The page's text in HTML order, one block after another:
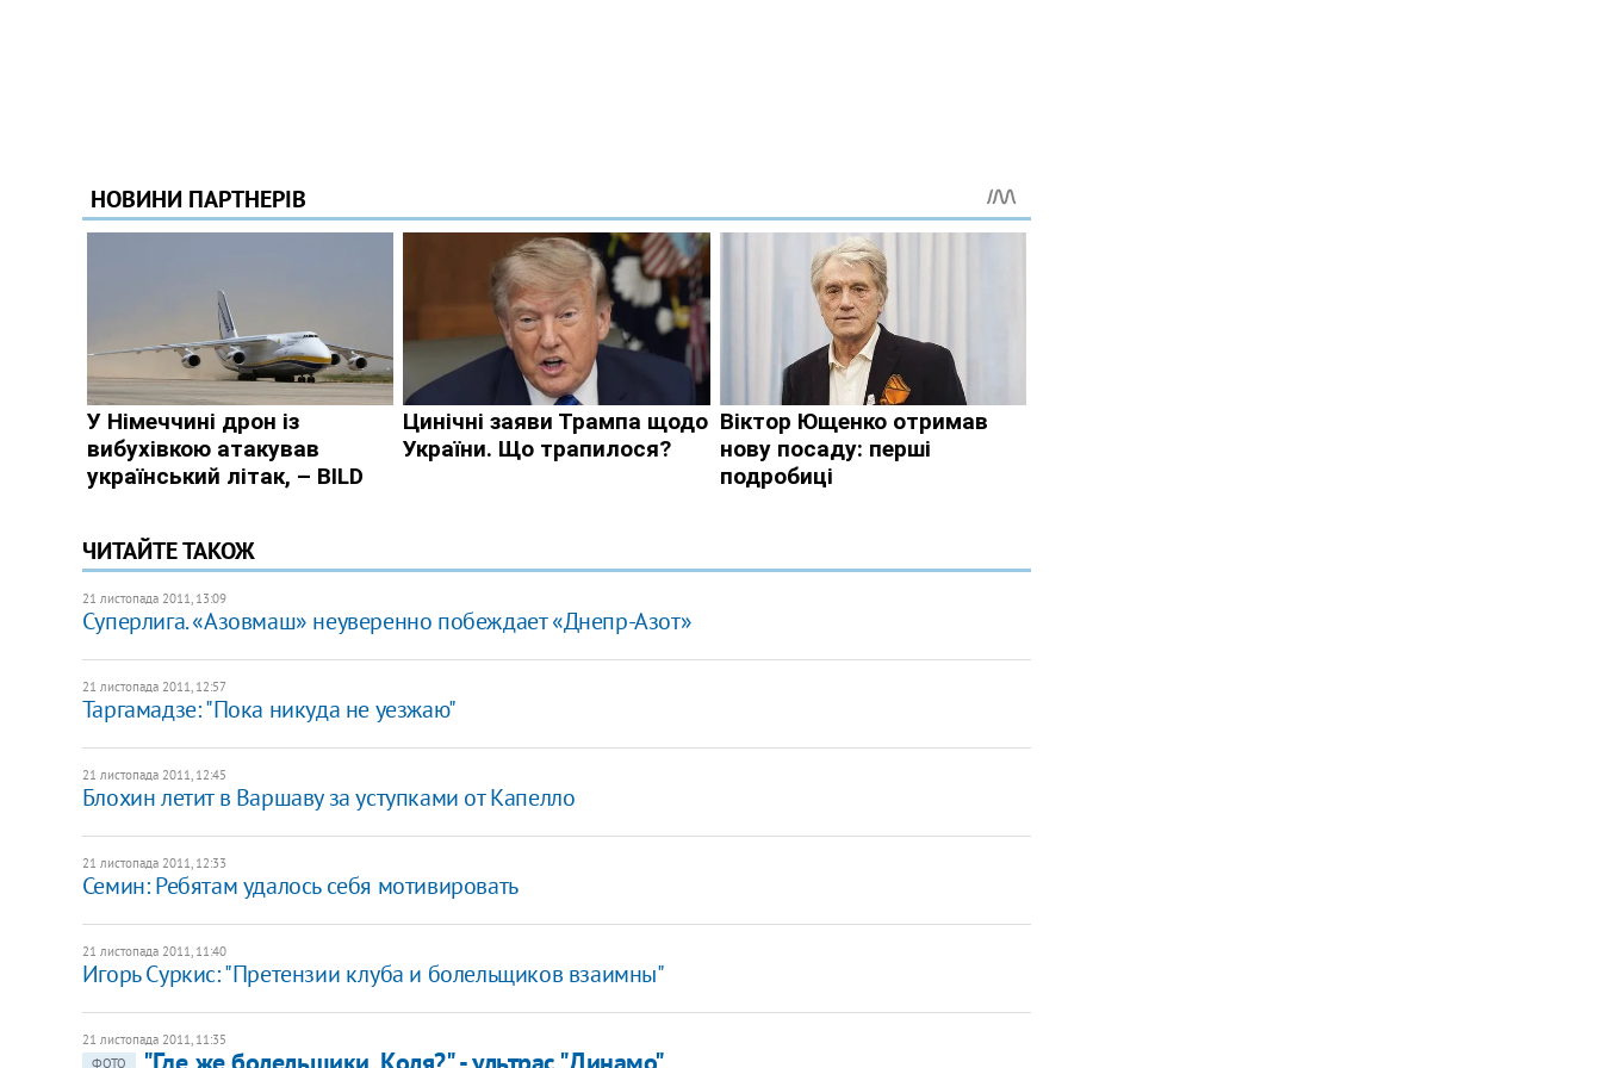
ЧИТАЙТЕ ТАКОЖ
21 листопада 2011, 13:09
Суперлига. «Азовмаш» неуверенно побеждает «Днепр-Азот»
21 листопада 2011, 12:57
Таргамадзе: "Пока никуда не уезжаю"
21 листопада 2011, 12:45
Блохин летит в Варшаву за уступками от Капелло
21 листопада 2011, 12:33
Семин: Ребятам удалось себя мотивировать
21 листопада 2011, 11:40
Игорь Суркис: "Претензии клуба и болельщиков взаимны"
21 листопада 2011, 11:35
ФОТО